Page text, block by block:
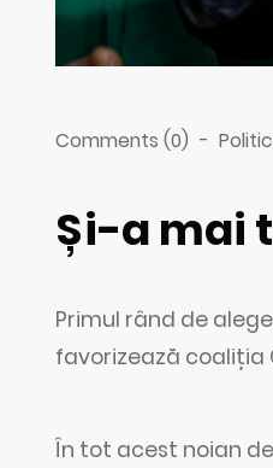
Comments (0) -
Și-a mai
Primul rând de
favorizează coaliția
În tot acest noian